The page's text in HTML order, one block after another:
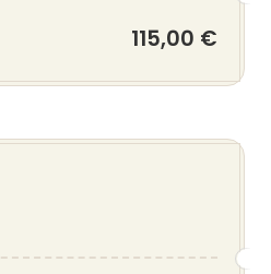
115,00 €